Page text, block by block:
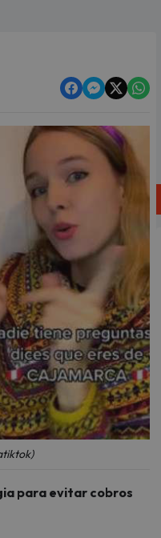
para evitar cobros